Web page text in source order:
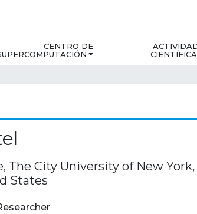
CENTRO DE
The City University of New York,
States